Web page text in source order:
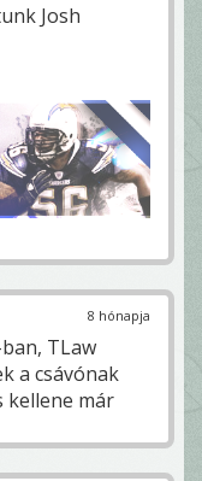
Josh
8 hónapja
TLaw
a csávónak
kellene már